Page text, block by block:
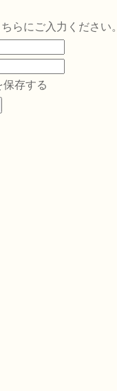
らにご入力ください。
保存する